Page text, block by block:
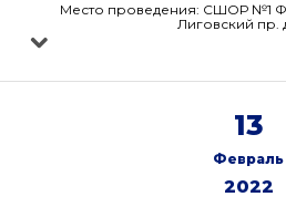
Место проведения: СШОР №1
Лиговский пр.
13
Февраль
2022